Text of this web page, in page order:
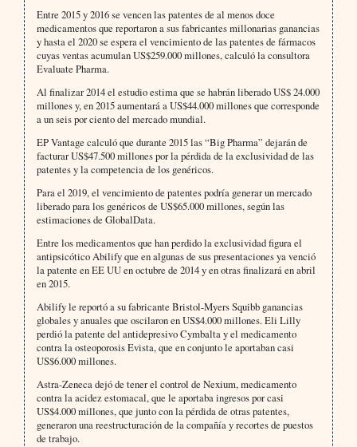
Entre 2015 y 2016 se vencen las patentes de al menos doce
medicamentos que reportaron a sus fabricantes millonarias ganancias
y hasta el 2020 se espera el vencimiento de las patentes de fármacos
cuyas ventas acumulan US$259.000 millones, calculó la consultora
Evaluate Pharma.
Al finalizar 2014 el estudio estima que se habrán liberado US$ 24.000
millones y, en 2015 aumentará a US$44.000 millones que corresponde
a un seis por ciento del mercado mundial.
EP Vantage calculó que durante 2015 las “Big Pharma” dejarán de
facturar US$47.500 millones por la pérdida de la exclusividad de las
patentes y la competencia de los genéricos.
Para el 2019, el vencimiento de patentes podría generar un mercado
liberado para los genéricos de US$65.000 millones, según las
estimaciones de GlobalData.
Entre los medicamentos que han perdido la exclusividad figura el
antipsicótico Abilify que en algunas de sus presentaciones ya venció
la patente en EE UU en octubre de 2014 y en otras finalizará en abril
en 2015.
Abilify le reportó a su fabricante Bristol-Myers Squibb ganancias
globales y anuales que oscilaron en US$4.000 millones. Eli Lilly
perdió la patente del antidepresivo Cymbalta y el medicamento
contra la osteoporosis Evista, que en conjunto le aportaban casi
US$6.000 millones.
Astra-Zeneca dejó de tener el control de Nexium, medicamento
contra la acidez estomacal, que le aportaba ingresos por casi
US$4.000 millones, que junto con la pérdida de otras patentes,
generaron una reestructuración de la compañía y recortes de puestos
de trabajo.